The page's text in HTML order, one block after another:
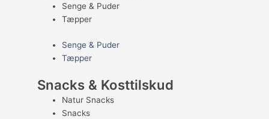
Senge & Puder
Tæpper
Senge & Puder
Tæpper
Snacks & Kosttilskud
Natur Snacks
Snacks